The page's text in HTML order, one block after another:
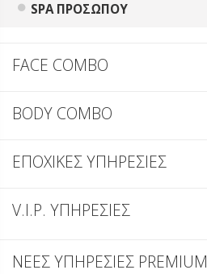
SPA ΠΡΟΣΩΠΟΥ
FACE COMBO
BODY COMBO
ΕΠΟΧΙΚΕΣ ΥΠΗΡΕΣΙΕΣ
V.I.P. ΥΠΗΡΕΣΙΕΣ
ΝΕΕΣ ΥΠΗΡΕΣΙΕΣ PREMIUM